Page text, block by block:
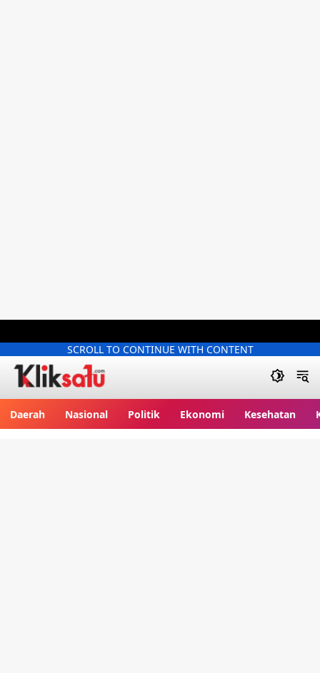
SCROLL TO CONTINUE WITH CONTENT
Daerah Nasional Politik Ekonomi Kesehatan